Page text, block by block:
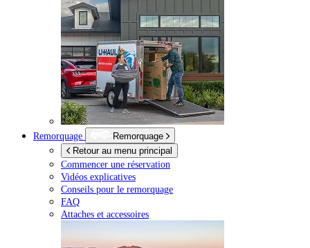
Remorquage
Remorquage
Retour au menu principal
Commencer une réservation
Vidéos explicatives
Conseils pour le remorquage
FAQ
Attaches et accessoires